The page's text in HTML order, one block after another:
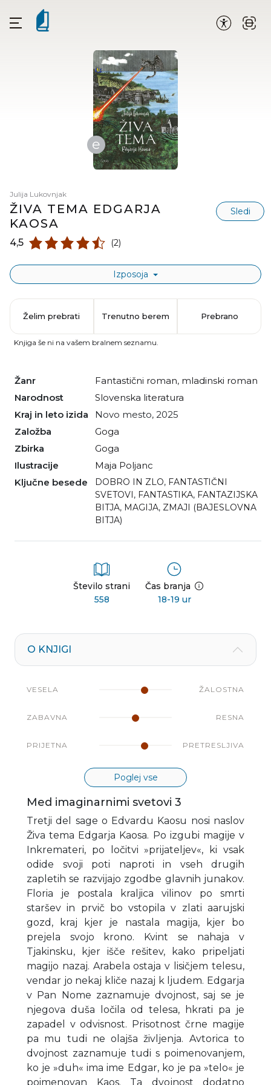
e
Julija Lukovnjak
ŽIVA TEMA EDGARJA
KAOSA
Sledi
4,5 (2)
Izposoja
Žanr fantastični roman, mladinski roman
Narodnost
slovenska literatura
Kraj in leto izida
Novo mesto, 2025
Založba
Goga
Zbirka
Goga
Ilustracije
Maja Poljanc
Ključne besede
DOBRO IN ZLO, FANTASTIČNI
SVETOVI, FANTASTIKA, FANTAZIJSKA
BITJA, MAGIJA, ZMAJI (BAJESLOVNA
BITJA)
Število strani
558
Čas branja
18-19 ur
Želim prebrati Trenutno berem Prebrano
Knjiga še ni na vašem bralnem seznamu.
O KNJIGI
VESELA ŽALOSTNA
ZABAVNA RESNA
PRIJETNA PRETRESLJIVA
Poglej vse
Med imaginarnimi svetovi 3
Tretji del sage o Edvardu Kaosu nosi naslov
Živa tema Edgarja Kaosa. Po izgubi magije v
Inkremateri, po ločitvi »prijateljev«, ki vsak
odide svoji poti naproti in vseh drugih
zapletih se razvijajo zgodbe glavnih junakov.
Floria je postala kraljica vilinov po smrti
staršev in prvič bo vstopila v zlati aarujski
gozd, kraj kjer je nastala magija, kjer bo
prejela svojo krono. Kvint se nahaja v
Tjakinsku, kjer išče rešitev, kako pripeljati
magijo nazaj. Arabela ostaja v lisičjem telesu,
vendar jo nekaj kliče nazaj k ljudem. Edgarja
v Pan Nome zaznamuje dvojnost, saj se je
njegova duša ločila od telesa, hkrati pa je
zapadel v odvisnost. Prisotnost črne magije
pa mu tudi ne olajša življenja. Avtorica to
dvojnost zaznamuje tudi s poimenovanjem,
ko je »duh« ima ime Edgar, ko je pa »telo« je
poimenovan Kaos. Ta dvojnost dodatno